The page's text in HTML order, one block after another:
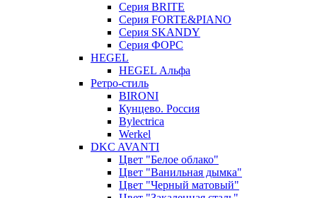
Серия BRITE
Серия FORTE&PIANO
Серия SKANDY
Серия ФОРС
HEGEL
HEGEL Альфа
Ретро-стиль
BIRONI
Кунцево. Россия
Bylectrica
Werkel
DKC AVANTI
Цвет "Белое облако"
Цвет "Ванильная дымка"
Цвет "Черный матовый"